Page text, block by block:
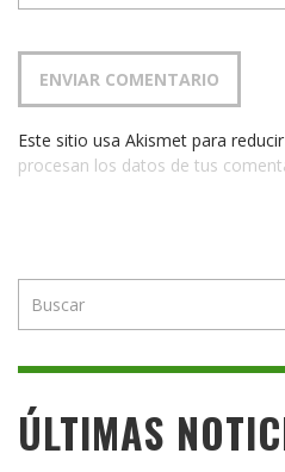
Este sitio usa Akismet para
procesan los datos de tus
ÚLTIMAS